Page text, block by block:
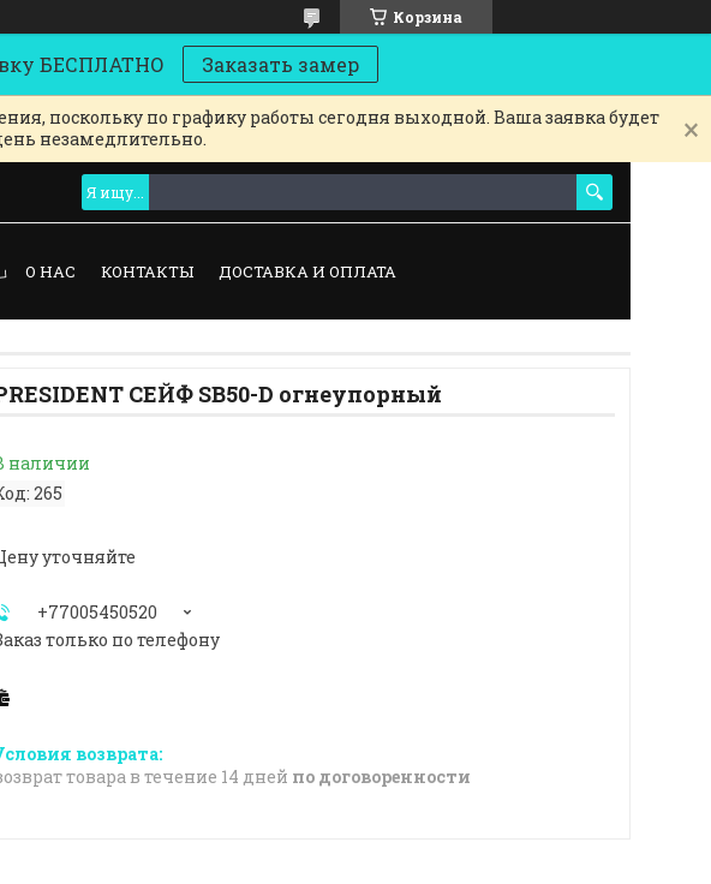
Корзина
БЕСПЛАТНО Заказать замер
поскольку по графику работы сегодня выходной. Ваша заявка будет
незамедлительно.
О НАС КОНТАКТЫ ДОСТАВКА И ОПЛАТА
СЕЙФ SB50-D огнеупорный
наличии
265
уточняйте
+77005450520
только по телефону
товара в течение 14 дней по договоренности